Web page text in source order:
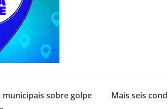
sobre golpe
Mais seis